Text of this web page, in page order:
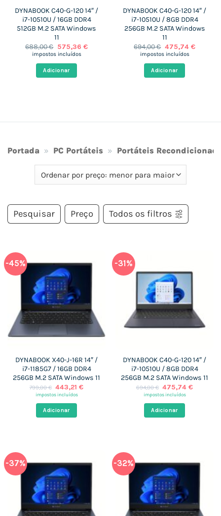
DYNABOOK C40-G-120 14″ /
i7-10510U / 16GB DDR4
512GB M.2 SATA Windows
11
688,00€ O
preço
688,00 €.
575,36 €O
impostos incluídos
Adicionar
DYNABOOK C40-G-120 14″ /
i7-10510U / 8GB DDR4
256GB M.2 SATA Windows
11
694,00€ O
preço
era:
694,00 €.
475,74 €O
impostos incluídos
Adicionar
Portada » PC Portáteis » Portáteis
Pesquisar Preço Todos os filtros
-45%
DYNABOOK X40-J-16R 14″ /
i7-1185G7 / 16GB DDR4
256GB M.2 SATA Windows 11
799,00€ O
preço
era:
799,00 €.
443,21€O
impostos incluídos
Adicionar
-31%
DYNABOOK C40-G-120 14″ /
i7-10510U / 8GB DDR4
256GB M.2 SATA Windows 11
694,00€ O
preço
era:
694,00 €.
475,74€O
impostos incluídos
Adicionar
-37% -32%